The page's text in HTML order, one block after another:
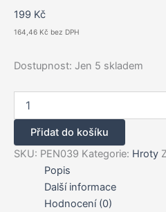
199 Kč
164,46 Kč bez DPH
Dostupnost: Jen 5 skladem
hroty
XP-
pro
Přidat do košíku
SKU: PEN039 Kategorie: Hroty
Popis
Další informace
Hodnocení (0)